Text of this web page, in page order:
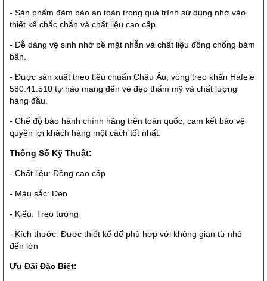
- Sản phẩm đảm bảo an toàn trong quá trình sử dụng nhờ vào
thiết kế chắc chắn và chất liệu cao cấp.
- Dễ dàng vệ sinh nhờ bề mặt nhẵn và chất liệu đồng chống bám
bẩn.
- Được sản xuất theo tiêu chuẩn Châu Âu, vòng treo khăn Hafele
580.41.510 tự hào mang đến vẻ đẹp thẩm mỹ và chất lượng
hàng đầu.
- Chế độ bảo hành chính hãng trên toàn quốc, cam kết bảo vệ
quyền lợi khách hàng một cách tốt nhất.
Thông Số Kỹ Thuật:
- Chất liệu: Đồng cao cấp
- Màu sắc: Đen
- Kiểu: Treo tường
- Kích thước: Được thiết kế để phù hợp với không gian từ nhỏ
đến lớn
Ưu Đãi Đặc Biệt: